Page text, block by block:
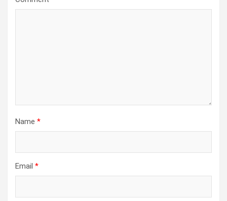
Name *
Email *